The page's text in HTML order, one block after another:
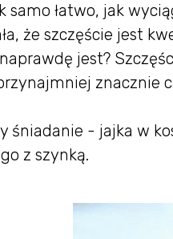
samo łatwo, jak
że szczęście jest
jest?
znacznie
śniadanie - jajka w
z szynką.